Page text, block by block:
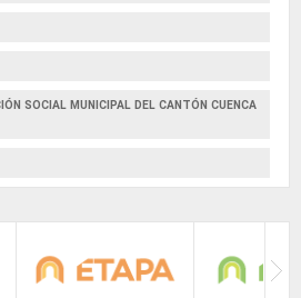
SOCIAL MUNICIPAL DEL CANTÓN CUENCA